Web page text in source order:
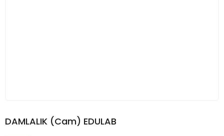
DAMLALIK (Cam) EDULAB